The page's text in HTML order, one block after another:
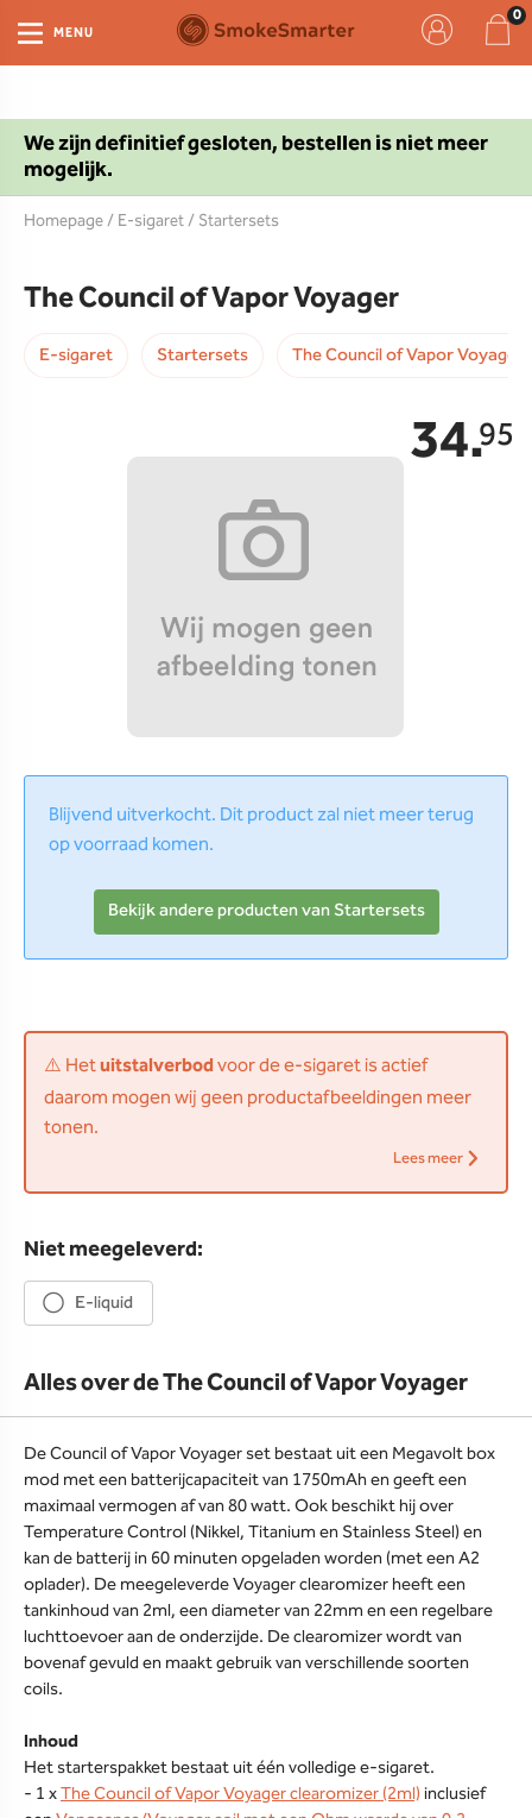
We zijn definitief gesloten, bestellen is niet meer
mogelijk.
MENU
Homepage/E-sigaret/Startersets
The Council of Vapor Voyager
E-sigaret Startersets The Council of Vapor Voyager
34.95
Blijvend uitverkocht. Dit product zal niet meer terug
op voorraad komen.
Bekijk andere producten van Startersets
⚠️ Hetuitstalverbodvoor de e-sigaret is actief
daarom mogen wij geen productafbeeldingen meer
tonen.
Lees meer
Niet meegeleverd:
E-liquid
Alles over de The Council of Vapor Voyager
De Council of Vapor Voyager set bestaat uit een Megavolt box
mod met een batterijcapaciteit van 1750mAh en geeft een
maximaal vermogen af van 80 watt. Ook beschikt hij over
Temperature Control (Nikkel, Titanium en Stainless Steel) en
kan de batterij in 60 minuten opgeladen worden (met een A2
oplader). De meegeleverde Voyager clearomizer heeft een
tankinhoud van 2ml, een diameter van 22mm en een regelbare
luchttoevoer aan de onderzijde. De clearomizer wordt van
bovenaf gevuld en maakt gebruik van verschillende soorten
coils.
Inhoud
Het starterspakket bestaat uit één volledige e-sigaret.
- 1 xThe Council of Vapor Voyager clearomizer (2ml) inclusief